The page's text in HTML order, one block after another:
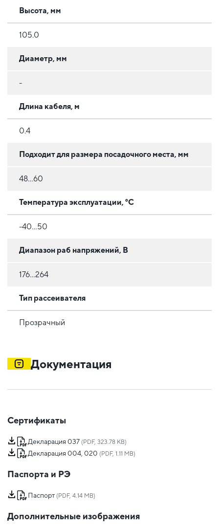
Высота, мм
105.0
Диаметр, мм
-
Длина кабеля, м
0.4
Подходит для размера посадочного места, мм
48...60
Температура эксплуатации, °C
-40...50
Диапазон раб напряжений, В
176...264
Тип рассеивателя
Прозрачный
Документация
Сертификаты
Декларация 037 (PDF, 323.78 KB)
Декларация 004, 020 (PDF, 1.11 MB)
Паспорта и РЭ
Паспорт (PDF, 4.14 MB)
Дополнительные изображения